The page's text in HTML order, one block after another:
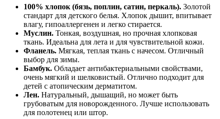
100% хлопок (бязь, поплин, сатин, перкаль). Золотой
стандарт для детского белья. Хлопок дышит, впитывает
влагу, гипоаллергенен и легко стирается.
Муслин. Тонкая, воздушная, но прочная хлопковая
ткань. Идеальна для лета и для чувствительной кожи.
Фланель. Мягкая, теплая ткань с начесом. Отличный
выбор для зимы.
Бамбук. Обладает антибактериальными свойствами,
очень мягкий и шелковистый. Отлично подходит для
детей с атопическим дерматитом.
Лен. Натуральный, дышащий, но может быть
грубоватым для новорожденного. Лучше использовать
для полотенец или штор.